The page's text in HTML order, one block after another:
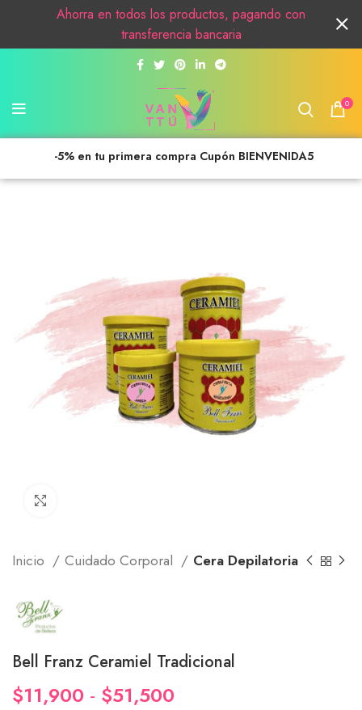
0
-5% en tu primera compra Cupón BIENVENIDA5
Inicio Cuidado Corporal Cera Depilatoria
Bell Franz Ceramiel Tradicional
$11,900 - $51,500
Ahorra en todos los productos, pagando con
transferencia bancaria